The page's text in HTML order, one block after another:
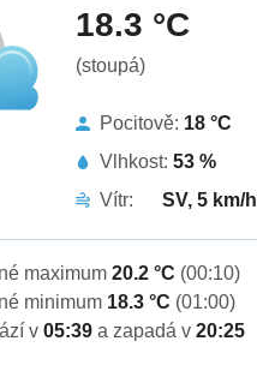
18.3 °C
(stoupá)
Pocitově: 18 °C
Vlhkost: 53 %
Vítr:
SV, 5 km/h
maximum 20.2 °C (00:10)
minimum 18.3 °C (01:00)
v 05:39 a zapadá v 20:25